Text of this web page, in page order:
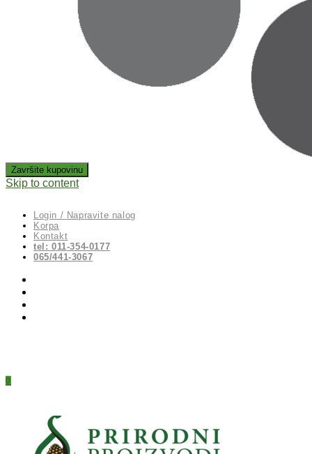
Skip to content
Login / Napravite nalog
Korpa
Kontakt
tel: 011-354-0177
065/441-3067
0